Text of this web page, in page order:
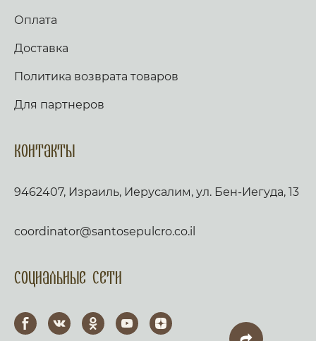
Оплата
Доставка
Политика возврата товаров
Для партнеров
Контакты
9462407, Израиль, Иерусалим, ул. Бен-Иегуда, 13
coordinator@santosepulcro.co.il
Социальные сети